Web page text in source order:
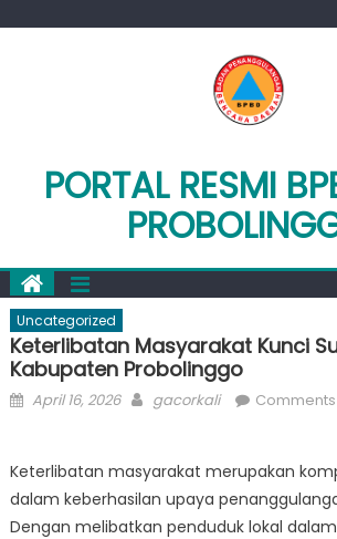
PORTAL RESMI
Uncategorized
Keterlibatan Masyarakat Kunci
Kabupaten Probolinggo
Posted
April 16, 2026 Author
gacorkali
Keterlibatan masyarakat merupakan
dalam keberhasilan upaya
Dengan melibatkan penduduk lokal